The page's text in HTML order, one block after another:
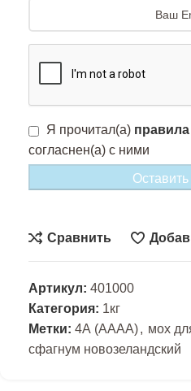
Я прочитал(а)
согласнен(а) с ними
Оставить
Сравнить
Артикул: 401000
Категория: 1кг
Метки: 4А (АААА), мох
сфагнум новозеландский